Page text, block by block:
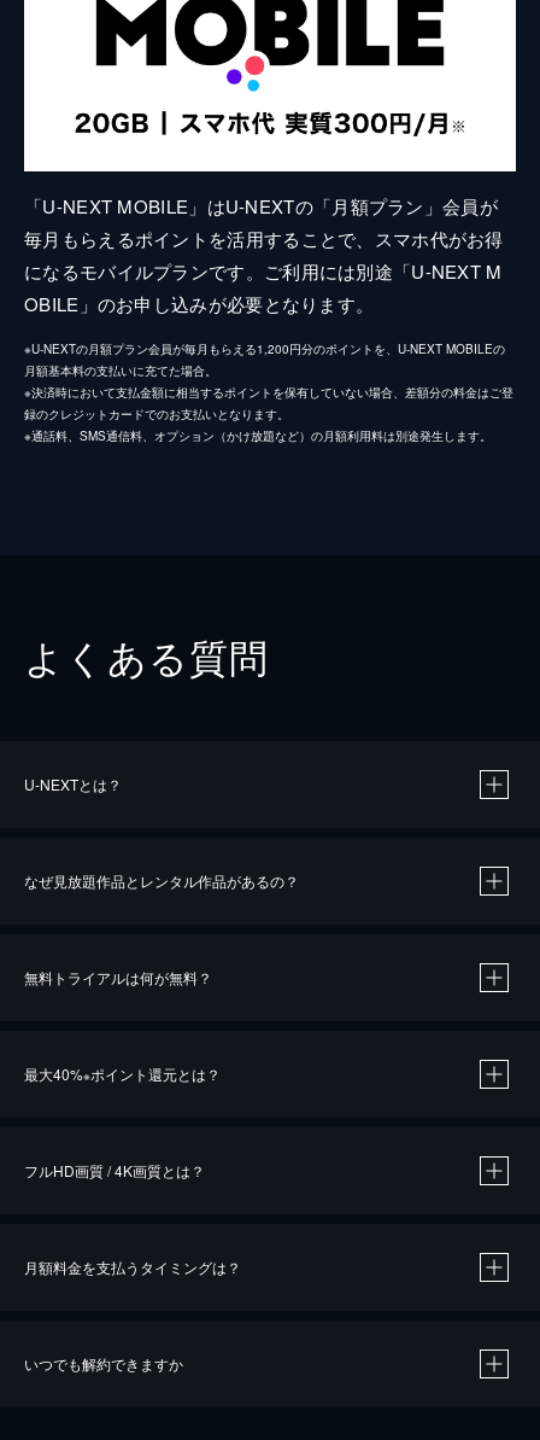
「U-NEXT MOBILE」はU-NEXTの「月額プラン」会員が
毎月もらえるポイントを活用することで、スマホ代がお得
になるモバイルプランです。ご利用には別途「U-NEXT M
OBILE」のお申し込みが必要となります。
※U-NEXTの月額プラン会員が毎月もらえる1,200円分のポイントを、U-NEXT MOBILEの
月額基本料の支払いに充てた場合。
※決済時において支払金額に相当するポイントを保有していない場合、差額分の料金はご登
録のクレジットカードでのお支払いとなります。
※通話料、SMS通信料、オプション（かけ放題など）の月額利用料は別途発生します。
よくある質問
U-NEXTとは？
なぜ見放題作品とレンタル作品があるの？
無料トライアルは何が無料？
最大40%※ポイント還元とは？
※40％ポイント還元の対象は、クレジットカード決済による作品の購入 / レンタルです。
iOSアプリのUコイン決済による作品の購入 / レンタルは、20％のポイント還元です。
フルHD画質 / 4K画質とは？
月額料金を支払うタイミングは？
いつでも解約できますか